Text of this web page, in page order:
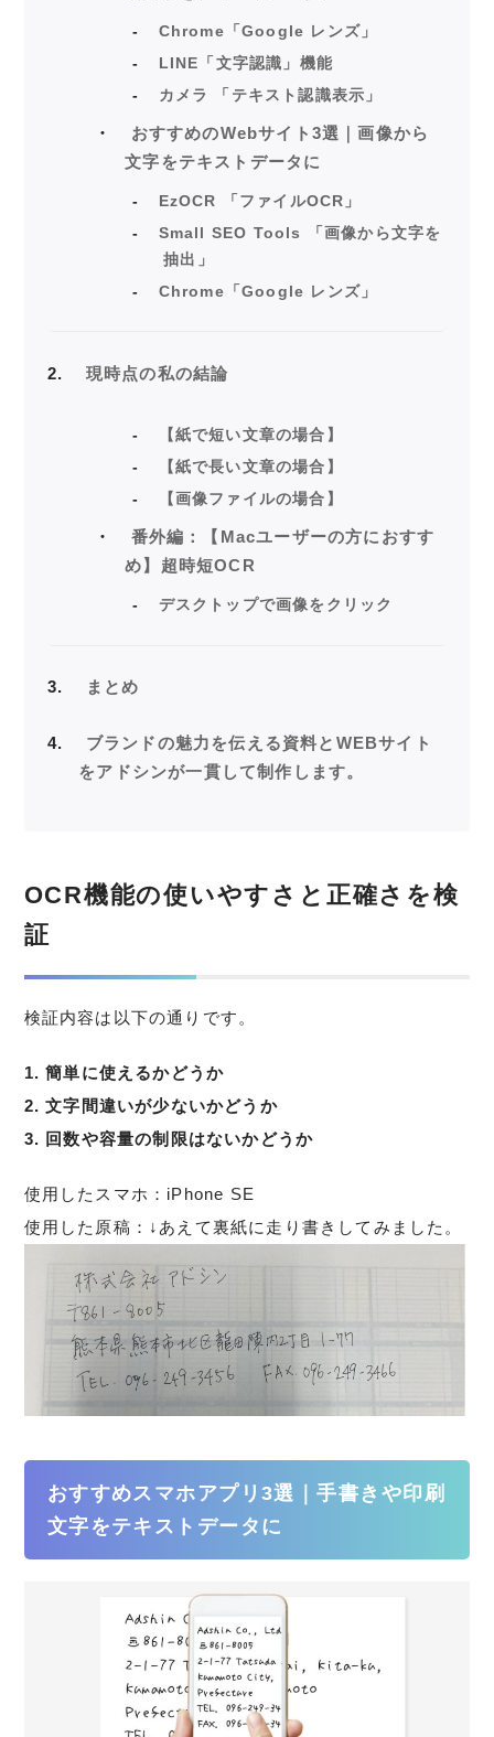
Chrome「Google レンズ」
LINE「文字認識」機能
カメラ 「テキスト認識表示」
おすすめのWebサイト3選｜画像から
文字をテキストデータに
EzOCR 「ファイルOCR」
Small SEO Tools 「画像から文字を
抽出」
Chrome「Google レンズ」
2 現時点の私の結論
【紙で短い文章の場合】
【紙で長い文章の場合】
【画像ファイルの場合】
番外編：【Macユーザーの方におすす
め】超時短OCR
デスクトップで画像をクリック
3 まとめ
4
ブランドの魅力を伝える資料とWEBサイト
をアドシンが一貫して制作します。
OCR機能の使いやすさと正確さを検
証
検証内容は以下の通りです。
1. 簡単に使えるかどうか
2. 文字間違いが少ないかどうか
3. 回数や容量の制限はないかどうか
使用したスマホ：iPhone SE
使用した原稿：↓あえて裏紙に走り書きしてみました。
おすすめスマホアプリ3選｜手書きや印刷
文字をテキストデータに